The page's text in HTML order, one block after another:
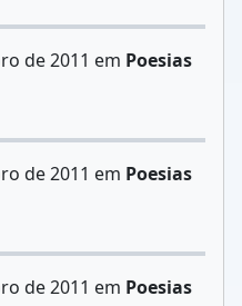
de 2011 em Poesias
de 2011 em Poesias
de 2011 em Poesias